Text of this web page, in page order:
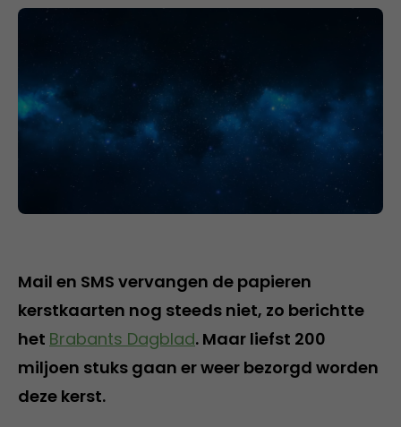
Mail en SMS vervangen de papieren
kerstkaarten nog steeds niet, zo berichtte
het Brabants Dagblad. Maar liefst 200
miljoen stuks gaan er weer bezorgd worden
deze kerst.